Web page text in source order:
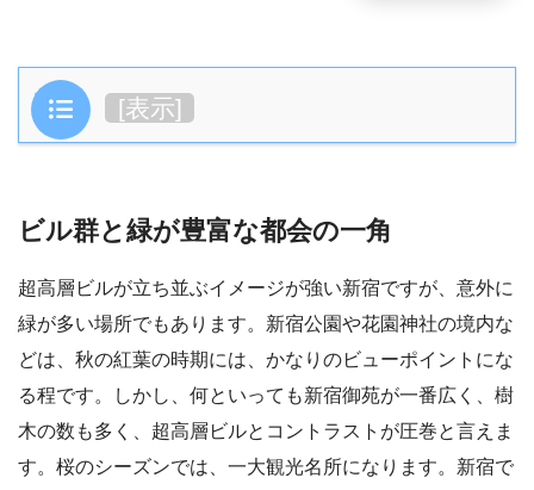
目次 [表示]
ビル群と緑が豊富な都会の一角
超高層ビルが立ち並ぶイメージが強い新宿ですが、意外に
緑が多い場所でもあります。新宿公園や花園神社の境内な
どは、秋の紅葉の時期には、かなりのビューポイントにな
る程です。しかし、何といっても新宿御苑が一番広く、樹
木の数も多く、超高層ビルとコントラストが圧巻と言えま
す。桜のシーズンでは、一大観光名所になります。新宿で